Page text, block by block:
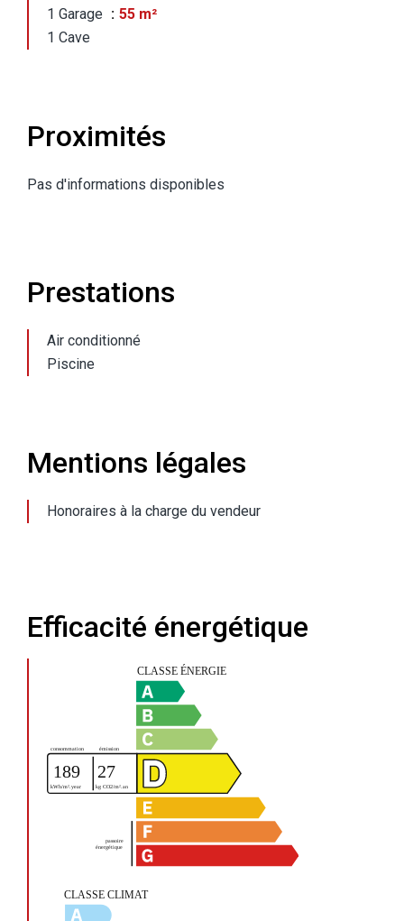
1 Garage
55 m²
1 Cave
Proximités
Pas d'informations disponibles
Prestations
Air conditionné
Piscine
Mentions légales
Honoraires à la charge du vendeur
Efficacité énergétique